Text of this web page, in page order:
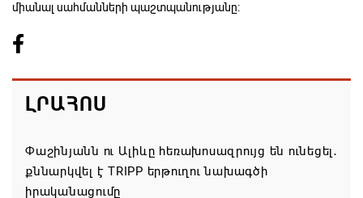
միանալ սահմանների պաշտպանությանը։
ԼՐԱՀՈՍ
Փաշինյանն ու Ալիևը հեռախոսազրույց են ունեցել․
քննարկվել է TRIPP երթուղու նախագծի
իրականացումը